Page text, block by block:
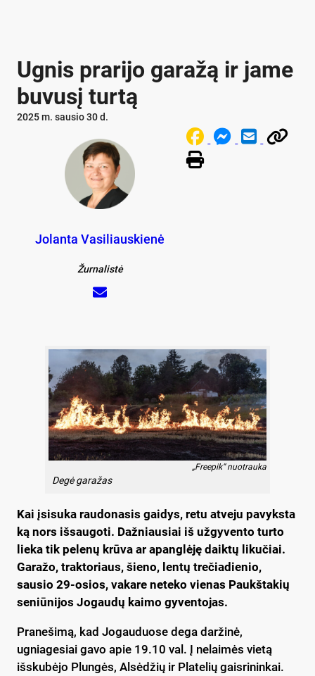
Ugnis prarijo garažą ir jame
buvusį turtą
2025 m. sausio 30 d.
Jolanta Vasiliauskienė
Žurnalistė
„Freepik“ nuotrauka
Degė garažas
Kai įsisuka raudonasis gaidys, retu atveju pavyksta
ką nors išsaugoti. Dažniausiai iš užgyvento turto
lieka tik pelenų krūva ar apanglėję daiktų likučiai.
Garažo, traktoriaus, šieno, lentų trečiadienio,
sausio 29-osios, vakare neteko vienas Paukštakių
seniūnijos Jogaudų kaimo gyventojas.
Pranešimą, kad Jogauduose dega daržinė,
ugniagesiai gavo apie 19.10 val. Į nelaimės vietą
išskubėjo Plungės, Alsėdžių ir Platelių gaisrininkai.